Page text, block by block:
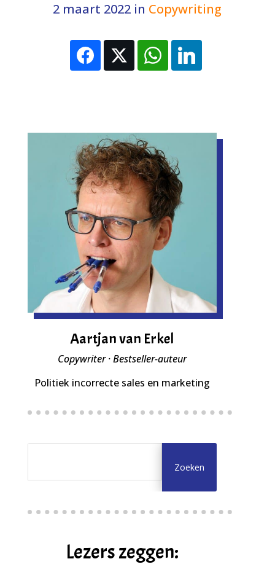
2 maart 2022 in Copywriting
Aartjan van Erkel
Copywriter · Bestseller-auteur
Politiek incorrecte sales en marketing
Lezers zeggen: